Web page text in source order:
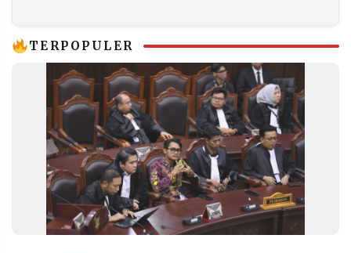
TERPOPULER